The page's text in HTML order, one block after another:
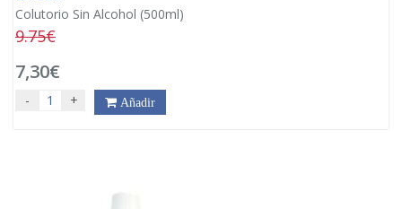
Colutorio Sin Alcohol (500ml)
9.75€
7,30€
- + Añadir